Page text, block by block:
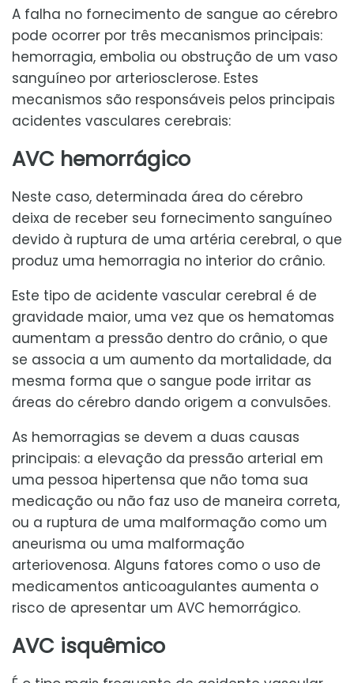
A falha no fornecimento de sangue ao cérebro
pode ocorrer por três mecanismos principais:
hemorragia, embolia ou obstrução de um vaso
sanguíneo por arteriosclerose. Estes
mecanismos são responsáveis pelos principais
acidentes vasculares cerebrais:
AVC hemorrágico
Neste caso, determinada área do cérebro
deixa de receber seu fornecimento sanguíneo
devido à ruptura de uma artéria cerebral, o que
produz uma hemorragia no interior do crânio.
Este tipo de acidente vascular cerebral é de
gravidade maior, uma vez que os hematomas
aumentam a pressão dentro do crânio, o que
se associa a um aumento da mortalidade, da
mesma forma que o sangue pode irritar as
áreas do cérebro dando origem a convulsões.
As hemorragias se devem a duas causas
principais: a elevação da pressão arterial em
uma pessoa hipertensa que não toma sua
medicação ou não faz uso de maneira correta,
ou a ruptura de uma malformação como um
aneurisma ou uma malformação
arteriovenosa. Alguns fatores como o uso de
medicamentos anticoagulantes aumenta o
risco de apresentar um AVC hemorrágico.
AVC isquêmico